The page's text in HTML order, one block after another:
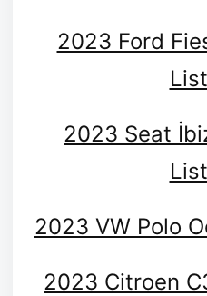
2023 Ford
2023 Seat
2023 VW Polo
2023 Citroen